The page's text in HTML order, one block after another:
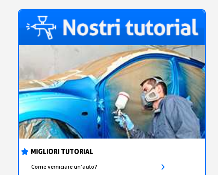
MIGLIORI TUTORIAL
Come verniciare un'auto?